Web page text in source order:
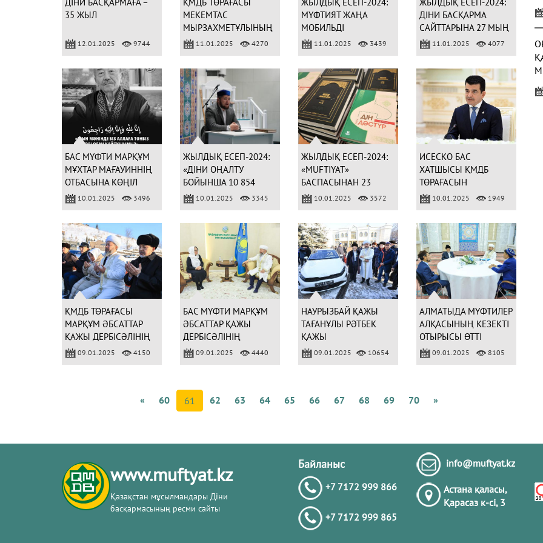
35 ЖЫЛ
12.01.2025 9744
МЕКЕМТАС
МЫРЗАХМЕТҰЛЫНЫҢ
ОТБАСЫНА КӨҢІЛ
АЙТТЫ
11.01.2025 4270
МҮФТИЯТ ЖАҢА
МОБИЛЬДІ
ҚОСЫМШАЛАРДЫ ІСКЕ
ҚОСТЫ
11.01.2025 3439
ДІНИ БАСҚАРМА
САЙТТАРЫНА 27 МЫҢ
КОНТЕНТ
ЖАРИЯЛАНДЫ
11.01.2025 4077
БАС МҮФТИ МАРҚҰМ
МҰХТАР МАҒАУИННІҢ
ОТБАСЫНА КӨҢІЛ
АЙТТЫ10.01.2025 3496
ЖЫЛДЫҚ ЕСЕП-2024:
«ДІНИ ОҢАЛТУ
БОЙЫНША 10 854
ЫҚПАЛ ЕТУ АКЦИЯСЫ
ЖАСАЛДЫ
10.01.2025 3345
ЖЫЛДЫҚ ЕСЕП-2024:
«MUFTIYAT»
БАСПАСЫНАН 23
КІТАП ЖАРЫҚ КӨРДІ
10.01.2025 3572
ИСЕСКО БАС
ХАТШЫСЫ ҚМДБ
ТӨРАҒАСЫН
ҚҰТТЫҚТАДЫ
10.01.2025 1949
ҚМДБ ТӨРАҒАСЫ
МАРҚҰМ ӘБСАТТАР
ҚАЖЫ ДЕРБІСӘЛІНІҢ
РУХЫНА ҚҰРАН
БАҒЫШТАДЫ
09.01.2025 4150
БАС МҮФТИ МАРҚҰМ
ӘБСАТТАР ҚАЖЫ
ДЕРБІСӘЛІНІҢ
ОТБАСЫМЕН КЕЗДЕСТІ
09.01.2025 4440
НАУРЫЗБАЙ ҚАЖЫ
ТАҒАНҰЛЫ РӘТБЕК
ҚАЖЫ
НЫСАНБАЙҰЛЫНА
ЖАҢА АВТОКӨЛІК
09.01.2025 10654
АЛМАТЫДА МҮФТИЛЕР
АЛҚАСЫНЫҢ КЕЗЕКТІ
ОТЫРЫСЫ ӨТТІ
09.01.2025 8105
« 60 61 62 63 64 65 66 67 68 69 70 »
www.muftyat.kz
Қазақстан мұсылмандары Діни
басқармасының ресми сайты
Байланыс
+7 7172 999 866
+7 7172 999 865
info@muftyat.kz
Астана қаласы,
Қарасаз к-сi, 3